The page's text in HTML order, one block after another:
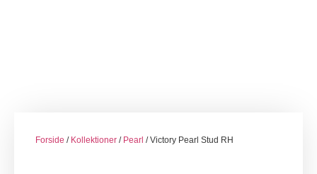
Forside / Kollektioner / Pearl / Victory Pearl Stud RH